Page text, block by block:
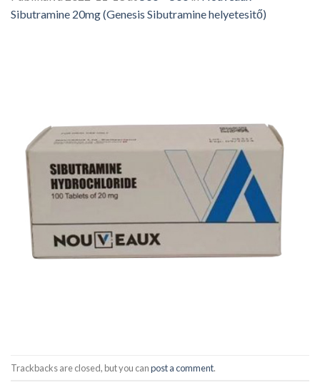
Sibutramine 20mg (Genesis Sibutramine helyetesitő)
Trackbacks are closed, but you canpost a comment.